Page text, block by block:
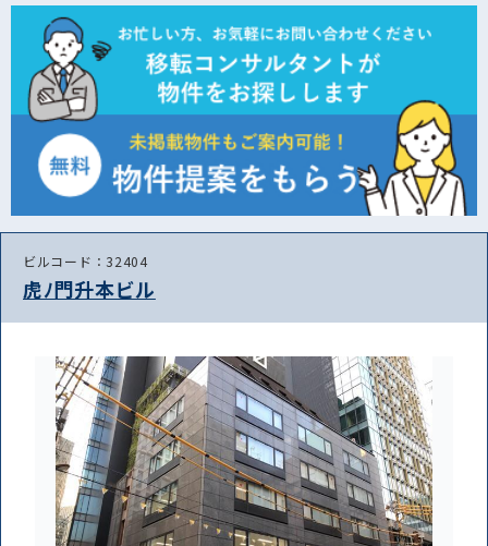
ビルコード：32404
虎ﾉ門升本ビル